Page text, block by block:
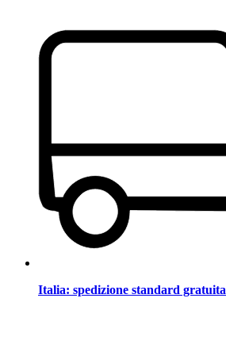
Italia: spedizione standard gratuita